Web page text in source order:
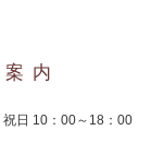
内
日 10：00～18：00